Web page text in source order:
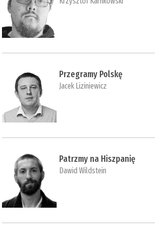
Przegramy Polskę
Jacek Liziniewicz
Patrzmy na Hiszpanię
Dawid Wildstein